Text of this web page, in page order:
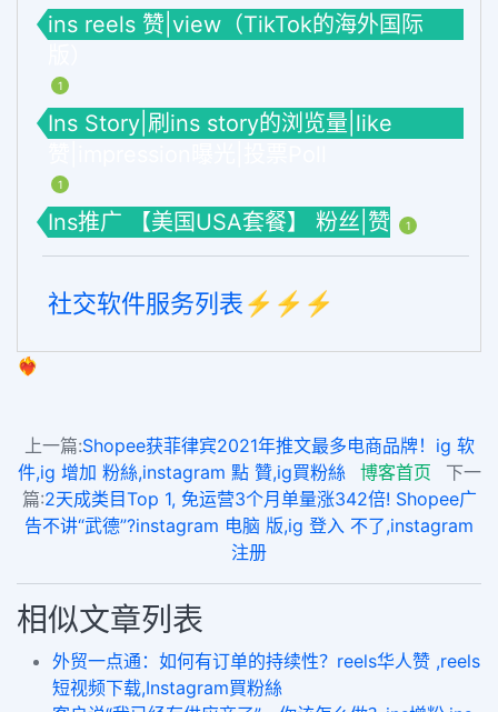
ins reels 赞|view（TikTok的海外国际
1
Ins Story|刷ins story的浏览量|like
1
Ins推广 【美国USA套餐】 粉丝|赞 1
社交软件服务列表⚡️⚡️⚡️
❤️‍🔥
上一篇:Shopee获菲律宾2021年推文最多电商品牌！ig 软
件,ig 增加 粉絲,instagram 點 贊,ig買粉絲
博客首页
下一
篇:2天成类目Top 1, 免运营3个月单量涨342倍! Shopee广
告不讲“武德”?instagram 电脑 版,ig 登入 不了,instagram
注册
相似文章列表
外贸一点通：如何有订单的持续性？reels华人赞 ,reels
短视频下载,Instagram買粉絲